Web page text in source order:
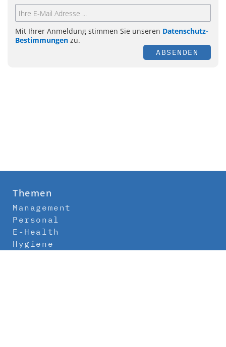
Mit Ihrer Anmeldung stimmen Sie unseren Datenschutz-
Bestimmungen zu.
ABSENDEN
Themen
Management
Personal
E-Health
Hygiene